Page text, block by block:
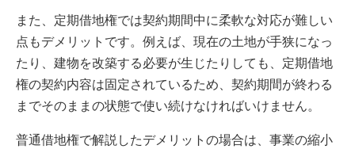
また、定期借地権では契約期間中に柔軟な対応が難しい
点もデメリットです。例えば、現在の土地が手狭になっ
たり、建物を改築する必要が生じたりしても、定期借地
権の契約内容は固定されているため、契約期間が終わる
までそのままの状態で使い続けなければいけません。
普通借地権で解説したデメリットの場合は、事業の縮小